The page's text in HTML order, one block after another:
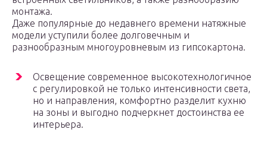
монтажа.
Даже популярные до недавнего времени натяжные
модели уступили более долговечным и
разнообразным многоуровневым из гипсокартона.
Освещение современное высокотехнологичное
с регулировкой не только интенсивности света,
но и направления, комфортно разделит кухню
на зоны и выгодно подчеркнет достоинства ее
интерьера.